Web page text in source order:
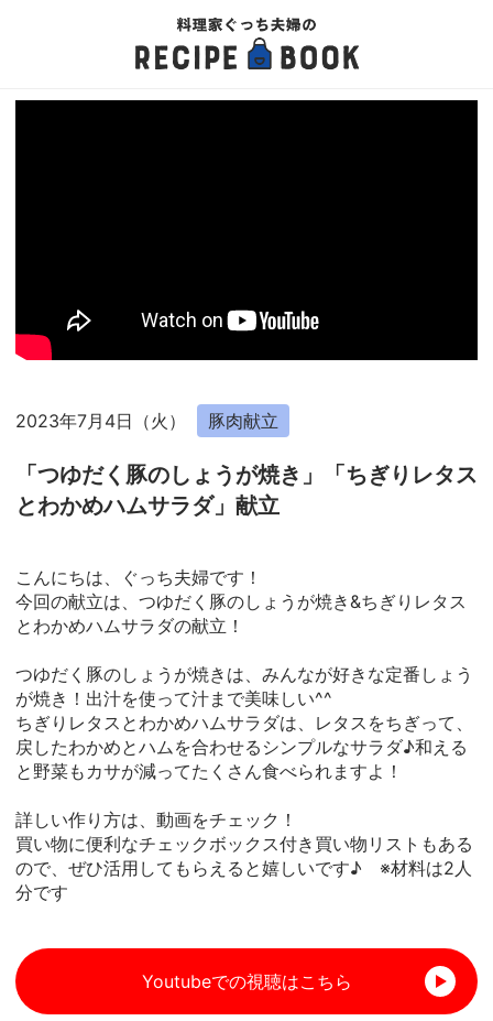
2023年7月4日（火） 豚肉献立
「つゆだく豚のしょうが焼き」「ちぎりレタス
とわかめハムサラダ」献立
こんにちは、ぐっち夫婦です！
今回の献立は、つゆだく豚のしょうが焼き&ちぎりレタス
とわかめハムサラダの献立！
つゆだく豚のしょうが焼きは、みんなが好きな定番しょう
が焼き！出汁を使って汁まで美味しい^^
ちぎりレタスとわかめハムサラダは、レタスをちぎって、
戻したわかめとハムを合わせるシンプルなサラダ♪和える
と野菜もカサが減ってたくさん食べられますよ！
詳しい作り方は、動画をチェック！
買い物に便利なチェックボックス付き買い物リストもある
ので、ぜひ活用してもらえると嬉しいです♪ ※材料は2人
分です
Youtubeでの視聴はこちら